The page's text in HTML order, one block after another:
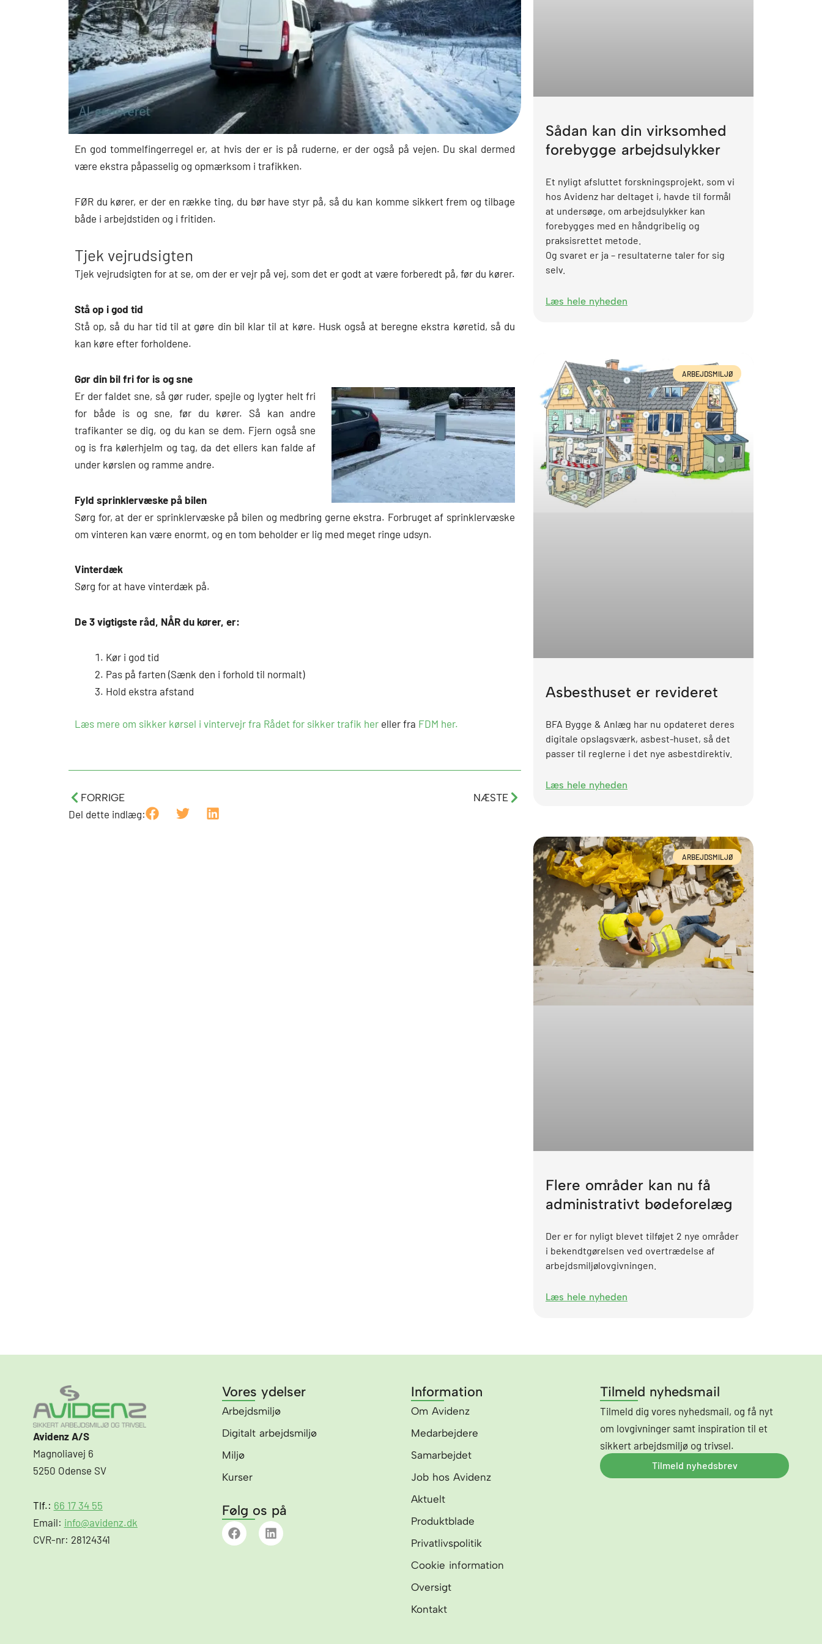
En god tommelfingerregel er, at hvis der er is på ruderne, er der også på vejen. Du skal dermed
være ekstra påpasselig og opmærksom i trafikken.
FØR du kører, er der en række ting, du bør have styr på, så du kan komme sikkert frem og tilbage
både i arbejdstiden og i fritiden.
Tjek vejrudsigten
Tjek vejrudsigten for at se, om der er vejr på vej, som det er godt at være forberedt på, før du kører.
Stå op i god tid
Stå op, så du har tid til at gøre din bil klar til at køre. Husk også at beregne ekstra køretid, så du
kan køre efter forholdene.
Gør din bil fri for is og sne
Er der faldet sne, så gør ruder, spejle og lygter helt fri
for både is og sne, før du kører. Så kan andre
trafikanter se dig, og du kan se dem. Fjern også sne
og is fra kølerhjelm og tag, da det ellers kan falde af
under kørslen og ramme andre.
Fyld sprinklervæske på bilen
Sørg for, at der er sprinklervæske på bilen og medbring gerne ekstra. Forbruget af sprinklervæske
om vinteren kan være enormt, og en tom beholder er lig med meget ringe udsyn.
Vinterdæk
Sørg for at have vinterdæk på.
De 3 vigtigste råd, NÅR du kører, er:
Kør i god tid
Pas på farten (Sænk den i forhold til normalt)
Hold ekstra afstand
Læs mere om sikker kørsel i vintervejr fra Rådet for sikker trafik her eller fra FDM her.
FORRIGE NÆSTE
Del dette indlæg:
Sådan kan din virksomhed
forebygge arbejdsulykker
Et nyligt afsluttet forskningsprojekt, som vi
hos Avidenz har deltaget i, havde til formål
at undersøge, om arbejdsulykker kan
forebygges med en håndgribelig og
praksisrettet metode.
Og svaret er ja – resultaterne taler for sig
selv.
Læs hele nyheden
ARBEJDSMILJØ
Asbesthuset er revideret
BFA Bygge & Anlæg har nu opdateret deres
digitale opslagsværk, asbest-huset, så det
passer til reglerne i det nye asbestdirektiv.
Læs hele nyheden
ARBEJDSMILJØ
Flere områder kan nu få
administrativt bødeforelæg
Der er for nyligt blevet tilføjet 2 nye områder
i bekendtgørelsen ved overtrædelse af
arbejdsmiljølovgivningen.
Læs hele nyheden
Avidenz A/S
Magnoliavej 6
5250 Odense SV
Tlf.: 66 17 34 55
Email: info@avidenz.dk
CVR-nr: 28124341
Vores ydelser
Arbejdsmiljø
Digitalt arbejdsmiljø
Miljø
Kurser
Følg os på
F
a
L
i
Information
Om Avidenz
Medarbejdere
Samarbejdet
Job hos Avidenz
Aktuelt
Produktblade
Privatlivspolitik
Cookie information
Oversigt
Kontakt
Tilmeld nyhedsmail
Tilmeld dig vores nyhedsmail, og få nyt
om lovgivninger samt inspiration til et
sikkert arbejdsmiljø og trivsel.
Tilmeld nyhedsbrev